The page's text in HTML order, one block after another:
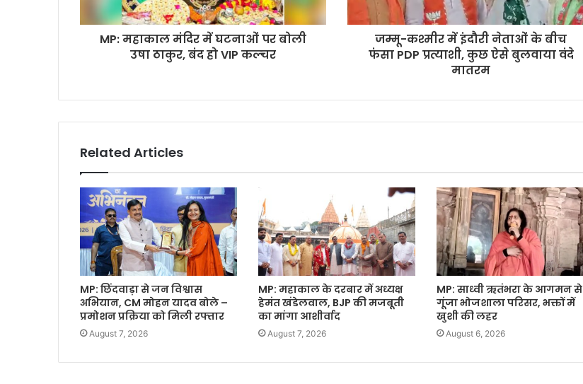
MP: महाकाल मंदिर में घटनाओं पर बोली
उषा ठाकुर, बंद हो VIP कल्चर
जम्मू-कश्मीर में इंदौरी नेताओं के बीच
फंसा PDP प्रत्याशी, कुछ ऐसे बुलवाया वंदे
मातरम
Related Articles
MP: छिंदवाड़ा से जन विश्वास
अभियान, CM मोहन यादव बोले –
प्रमोशन प्रक्रिया को मिली रफ्तार
August 7, 2026
MP: महाकाल के दरबार में अध्यक्ष
हेमंत खंडेलवाल, BJP की मजबूती
का मांगा आशीर्वाद
August 7, 2026
MP: साध्वी ऋतंभरा के आगमन से
गूंजा भोजशाला परिसर, भक्तों में
खुशी की लहर
August 6, 2026